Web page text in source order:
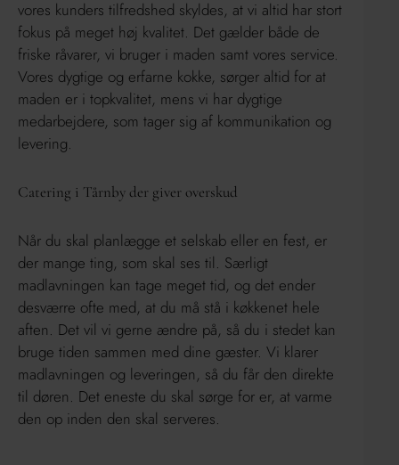
vores kunders tilfredshed skyldes, at vi altid har stort
fokus på meget høj kvalitet. Det gælder både de
friske råvarer, vi bruger i maden samt vores service.
Vores dygtige og erfarne kokke, sørger altid for at
maden er i topkvalitet, mens vi har dygtige
medarbejdere, som tager sig af kommunikation og
levering.
Catering i Tårnby der giver overskud
Når du skal planlægge et selskab eller en fest, er
der mange ting, som skal ses til. Særligt
madlavningen kan tage meget tid, og det ender
desværre ofte med, at du må stå i køkkenet hele
aften. Det vil vi gerne ændre på, så du i stedet kan
bruge tiden sammen med dine gæster. Vi klarer
madlavningen og leveringen, så du får den direkte
til døren. Det eneste du skal sørge for er, at varme
den op inden den skal serveres.